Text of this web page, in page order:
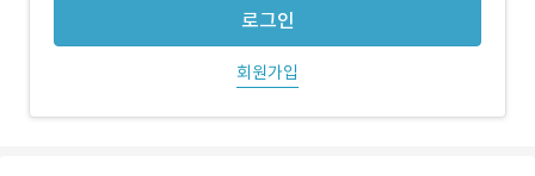
로그인
회원가입